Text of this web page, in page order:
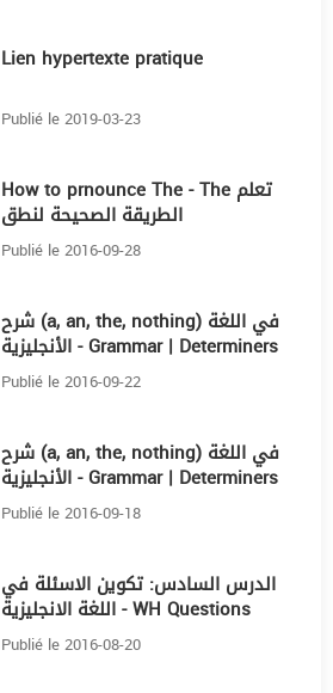
Lien hypertexte pratique
Publié le 2019-03-23
How to prnounce The - The تعلم
الطريقة الصحيحة لنطق
Publié le 2016-09-28
شرح (a, an, the, nothing) في اللغة
الأنجليزية - Grammar | Determiners
part II
Publié le 2016-09-22
شرح (a, an, the, nothing) في اللغة
الأنجليزية - Grammar | Determiners
part I
Publié le 2016-09-18
الدرس السادس: تكوين الاسئلة في
اللغة الانجليزية - WH Questions
Publié le 2016-08-20